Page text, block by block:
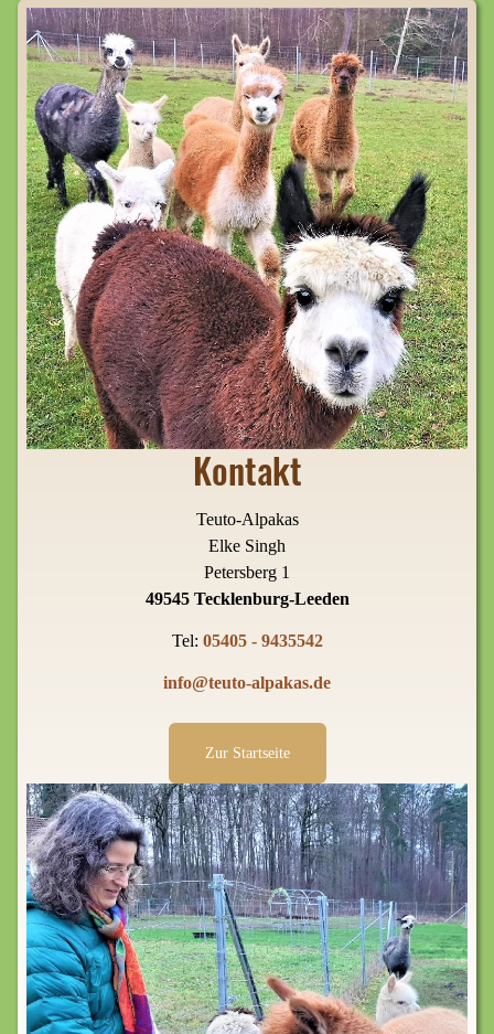
Kontakt
Teuto-Alpakas
Elke Singh
Petersberg 1
49545 Tecklenburg-Leeden
Tel: 05405 - 9435542
info@teuto-alpakas.de
Zur Startseite